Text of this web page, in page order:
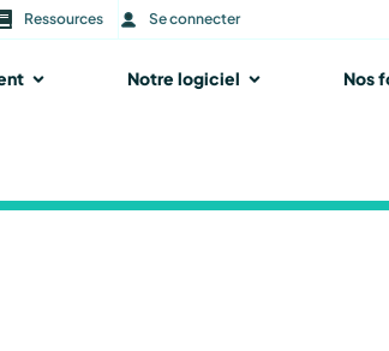
Ressources Se connecter
Ouvrir Notre accompagnement
Notre logiciel Ouvrir NotreNos